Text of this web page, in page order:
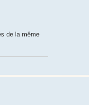
de la même